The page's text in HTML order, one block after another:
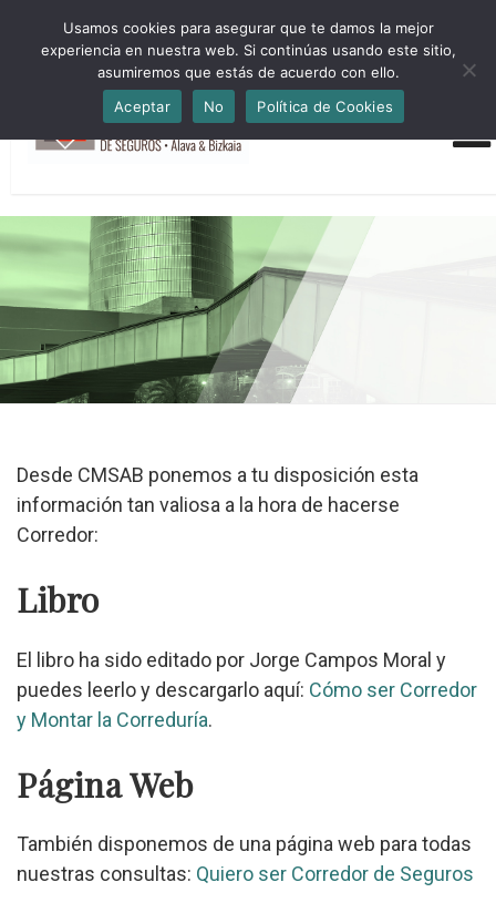
HORARIO INVIERNO Lun-Jue 09:00-16:30 Vier 9:00-14:00
administracion@cmsab.eus 94.442.43.43 Móvil y Whatsapp
688.889.170
Desde CMSAB ponemos a tu disposición esta
información tan valiosa a la hora de hacerse
Corredor:
Libro
El libro ha sido editado por Jorge Campos Moral y
puedes leerlo y descargarlo aquí: Cómo ser Corredor
y Montar la Correduría.
Página Web
También disponemos de una página web para todas
nuestras consultas: Quiero ser Corredor de Seguros
Usamos cookies para asegurar que te damos la mejor
experiencia en nuestra web. Si continúas usando este sitio,
asumiremos que estás de acuerdo con ello.
Aceptar
No Política de Cookies